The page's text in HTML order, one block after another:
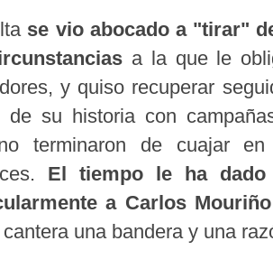
se vio abocado a "tirar"
a la que le
y quiso recuperar
de su historia con
terminaron de cuajar
El tiempo le ha
a Carlos Mouriño
una bandera y una